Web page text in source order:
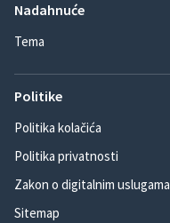
Nadahnuće
Tema
Politike
Politika kolačića
Politika privatnosti
Zakon o digitalnim uslugama
Sitemap